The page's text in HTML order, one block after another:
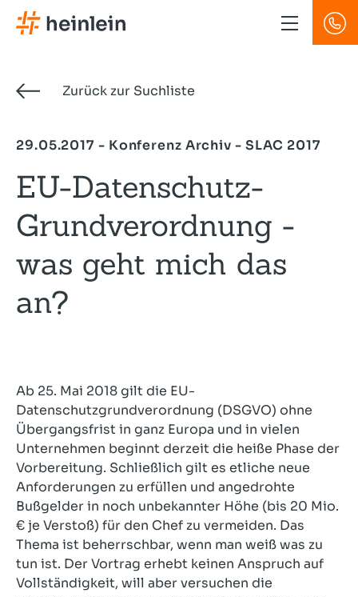
Direkt
zum
Zurück zur Suchliste
29.05.2017 - Konferenz Archiv - SLAC 2017
EU-Datenschutz-
Grundverordnung -
was geht mich das
an?
Ab 25. Mai 2018 gilt die EU-
Datenschutzgrundverordnung (DSGVO) ohne
Übergangsfrist in ganz Europa und in vielen
Unternehmen beginnt derzeit die heiße Phase der
Vorbereitung. Schließlich gilt es etliche neue
Anforderungen zu erfüllen und angedrohte
Bußgelder in noch unbekannter Höhe (bis 20 Mio.
€ je Verstoß) für den Chef zu vermeiden. Das
Thema ist beherrschbar, wenn man weiß was zu
tun ist. Der Vortrag erhebt keinen Anspruch auf
Vollständigkeit, will aber versuchen die